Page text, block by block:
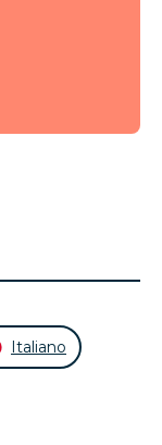
Italiano